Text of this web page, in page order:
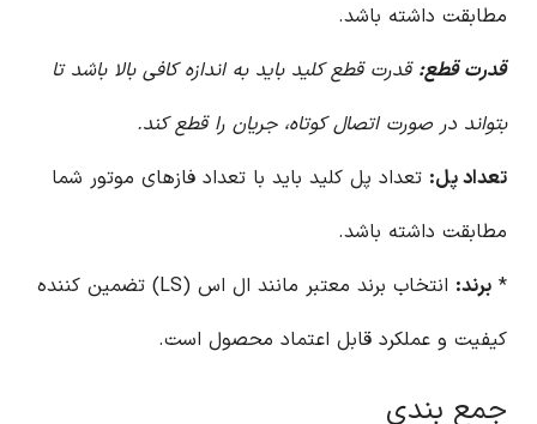
مطابقت داشته باشد.
قدرت قطع: قدرت قطع کلید باید به اندازه کافی بالا باشد تا
بتواند در صورت اتصال کوتاه، جریان را قطع کند.
تعداد پل: تعداد پل کلید باید با تعداد فازهای موتور شما
مطابقت داشته باشد.
* برند:
انتخاب برند معتبر مانند ال اس (LS) تضمین کننده
کیفیت و عملکرد قابل اعتماد محصول است.
جمع بندی